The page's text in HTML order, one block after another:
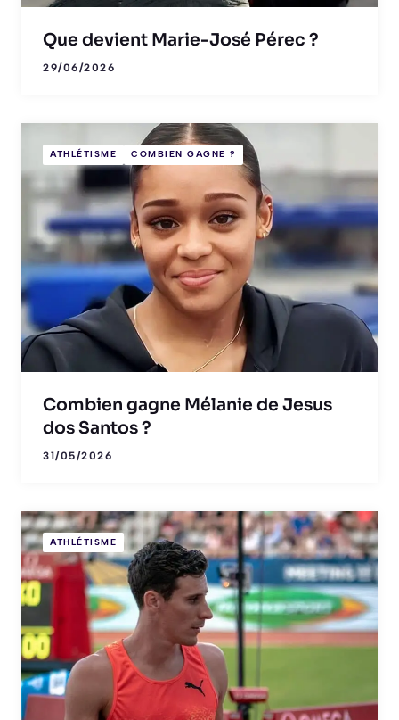
Que devient Marie-José Pérec ?
29/06/2026
ATHLÉTISME COMBIEN GAGNE ?
Combien gagne Mélanie de Jesus
dos Santos ?
31/05/2026
ATHLÉTISME